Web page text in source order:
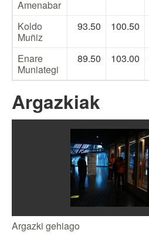
Amenabar
Koldo
Muñiz
93.50 100.50
Enare
Muniategi
89.50 103.00
Argazkiak
Argazki gehiago